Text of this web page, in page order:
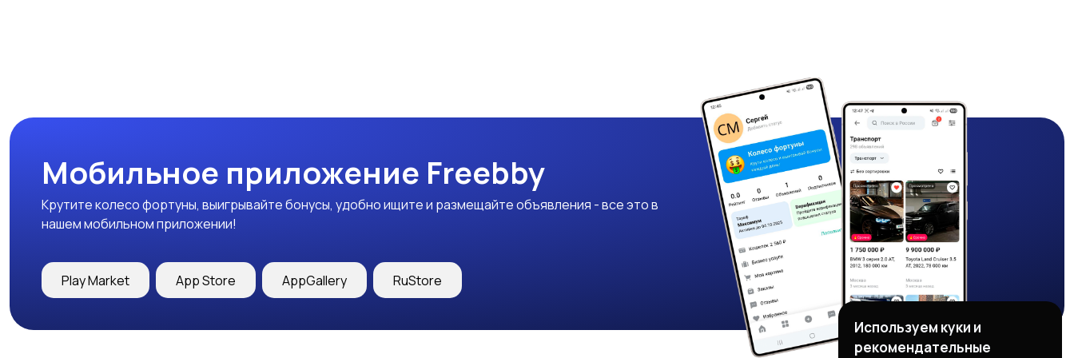
Мобильное приложение Freebby
Крутите колесо фортуны, выигрывайте бонусы, удобно ищите и размещайте объявления - все это в
нашем мобильном приложении!
Play Market App Store AppGallery RuStore
Используем куки и
рекомендательные